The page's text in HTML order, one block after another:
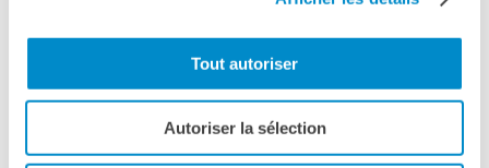
Tout autoriser
Autoriser la sélection
Vous trouverez le programme de la
formation sur ce lien.
INSCRIPTION : Compléterce formulaireavant le
lundi 15 février 2022 à minuit au plus tard.